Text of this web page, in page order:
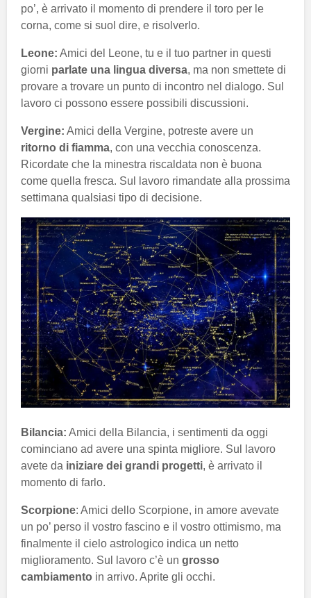
po’, è arrivato il momento di prendere il toro per le
corna, come si suol dire, e risolverlo.
Leone: Amici del Leone, tu e il tuo partner in questi
giorni parlate una lingua diversa, ma non smettete di
provare a trovare un punto di incontro nel dialogo. Sul
lavoro ci possono essere possibili discussioni.
Vergine: Amici della Vergine, potreste avere un
ritorno di fiamma, con una vecchia conoscenza.
Ricordate che la minestra riscaldata non è buona
come quella fresca. Sul lavoro rimandate alla prossima
settimana qualsiasi tipo di decisione.
Bilancia: Amici della Bilancia, i sentimenti da oggi
cominciano ad avere una spinta migliore. Sul lavoro
avete da iniziare dei grandi progetti, è arrivato il
momento di farlo.
Scorpione: Amici dello Scorpione, in amore avevate
un po’ perso il vostro fascino e il vostro ottimismo, ma
finalmente il cielo astrologico indica un netto
miglioramento. Sul lavoro c’è un grosso
cambiamento in arrivo. Aprite gli occhi.